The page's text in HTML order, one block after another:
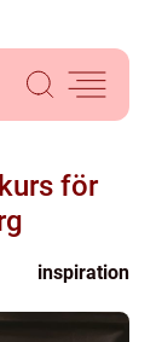
för
inspiration